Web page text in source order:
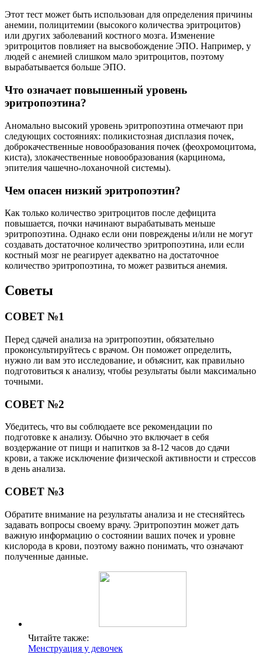
Этот тест может быть использован для определения причины
анемии, полицитемии (высокого количества эритроцитов)
или других заболеваний костного мозга. Изменение
эритроцитов повлияет на высвобождение ЭПО. Например, у
людей с анемией слишком мало эритроцитов, поэтому
вырабатывается больше ЭПО.
Что означает повышенный уровень
эритропоэтина?
Аномально высокий уровень эритропоэтина отмечают при
следующих состояниях: поликистозная дисплазия почек,
доброкачественные новообразования почек (феохромоцитома,
киста), злокачественные новообразования (карцинома,
эпителия чашечно-лоханочной системы).
Чем опасен низкий эритропоэтин?
Как только количество эритроцитов после дефицита
повышается, почки начинают вырабатывать меньше
эритропоэтина. Однако если они повреждены и/или не могут
создавать достаточное количество эритропоэтина, или если
костный мозг не реагирует адекватно на достаточное
количество эритропоэтина, то может развиться анемия.
Советы
СОВЕТ №1
Перед сдачей анализа на эритропоэтин, обязательно
проконсультируйтесь с врачом. Он поможет определить,
нужно ли вам это исследование, и объяснит, как правильно
подготовиться к анализу, чтобы результаты были максимально
точными.
СОВЕТ №2
Убедитесь, что вы соблюдаете все рекомендации по
подготовке к анализу. Обычно это включает в себя
воздержание от пищи и напитков за 8-12 часов до сдачи
крови, а также исключение физической активности и стрессов
в день анализа.
СОВЕТ №3
Обратите внимание на результаты анализа и не стесняйтесь
задавать вопросы своему врачу. Эритропоэтин может дать
важную информацию о состоянии ваших почек и уровне
кислорода в крови, поэтому важно понимать, что означают
полученные данные.
Читайте также:
Менструация у девочек